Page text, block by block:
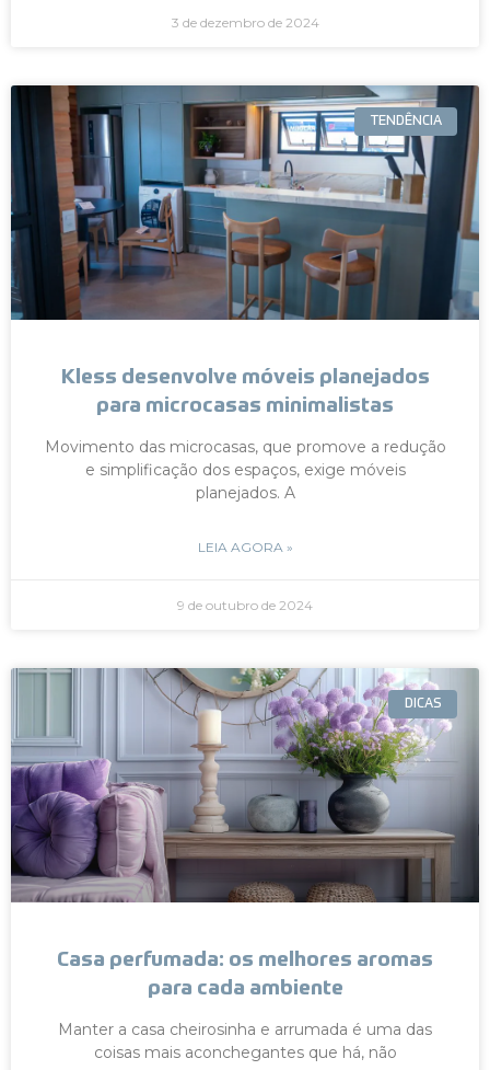
3 de dezembro de 2024
TENDÊNCIA
Kless desenvolve móveis planejados
para microcasas minimalistas
Movimento das microcasas, que promove a redução
e simplificação dos espaços, exige móveis
planejados. A
LEIA AGORA »
9 de outubro de 2024
DICAS
Casa perfumada: os melhores aromas
para cada ambiente
Manter a casa cheirosinha e arrumada é uma das
coisas mais aconchegantes que há, não